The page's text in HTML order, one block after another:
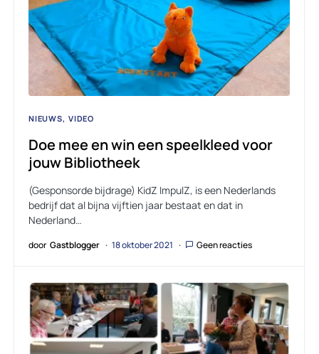
NIEUWS VIDEO
Doe mee en win een speelkleed voor
jouw Bibliotheek
(Gesponsorde bijdrage) KidZ ImpulZ, is een Nederlands
bedrijf dat al bijna vijftien jaar bestaat en dat in
Nederland…
door Gastblogger 18 oktober 2021 Geen reacties